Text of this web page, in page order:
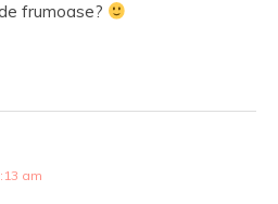
frumoase?
am